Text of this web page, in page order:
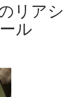
リアシ
ル